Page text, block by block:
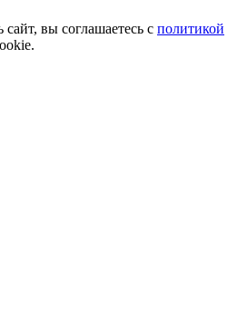
вы соглашаетесь с политикой